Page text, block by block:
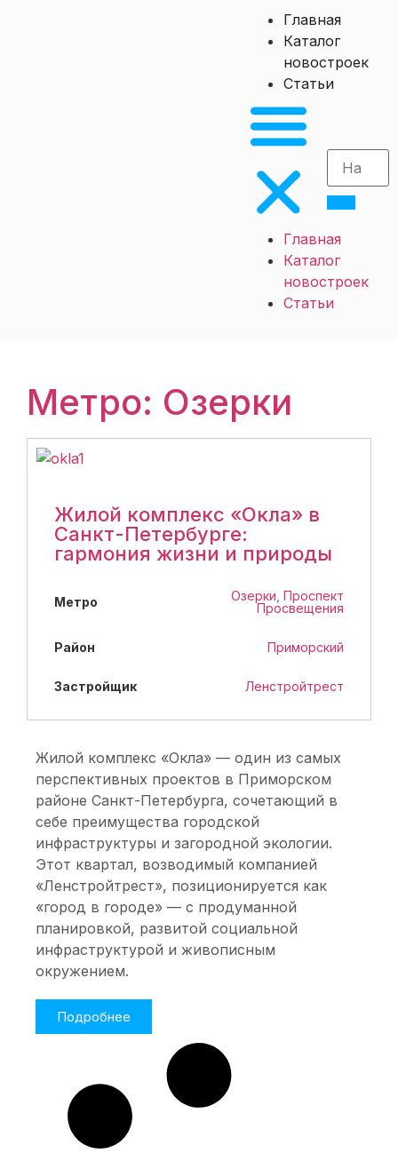
Главная
Каталог
новостроек
Статьи
Главная
Каталог
новостроек
Статьи
Метро: Озерки
Жилой комплекс «Окла» в
Санкт-Петербурге:
гармония жизни и природы
Метро Озерки Проспект
Просвещения
Район Приморский
Застройщик Ленстройтрест
Жилой комплекс «Окла» — один из самых
перспективных проектов в Приморском
районе Санкт-Петербурга, сочетающий в
себе преимущества городской
инфраструктуры и загородной экологии.
Этот квартал, возводимый компанией
«Ленстройтрест», позиционируется как
«город в городе» — с продуманной
планировкой, развитой социальной
инфраструктурой и живописным
окружением.
Подробнее